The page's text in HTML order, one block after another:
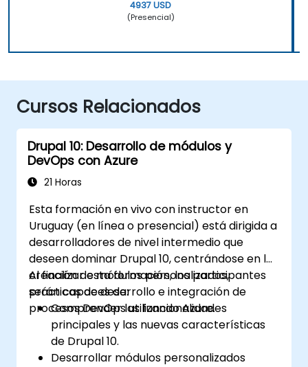
4937 USD
(Presencial)
Cursos Relacionados
Drupal 10: Desarrollo de módulos y
DevOps con Azure
21 Horas
Esta formación en vivo con instructor en
Uruguay (en línea o presencial) está dirigida a
desarrolladores de nivel intermedio que
deseen dominar Drupal 10, centrándose en la
creación de módulos personalizados,
prácticas de desarrollo e integración de
procesos DevOps utilizando Azure.
Al finalizar esta formación, los participantes
serán capaces de:
Comprender las funcionalidades
principales y las nuevas características
de Drupal 10.
Desarrollar módulos personalizados